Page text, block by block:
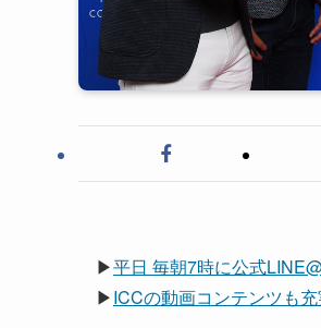
▶平日 毎朝7時に公式
▶ICCの動画コンテンツも